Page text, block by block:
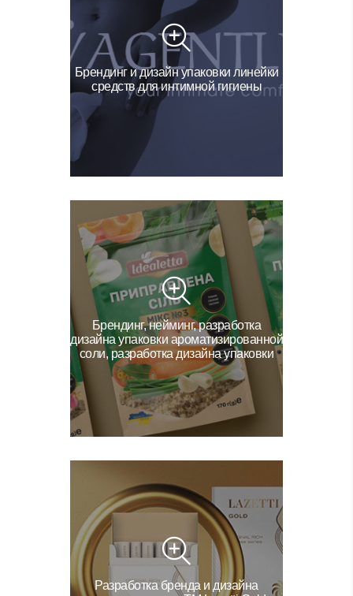
Брендинг и дизайн упаковки линейки
средств для интимной гигиены
Брендинг, нейминг, разработка
дизайна упаковки ароматизированной
соли, разработка дизайна упаковки
Разработка бренда и дизайна